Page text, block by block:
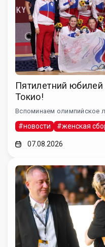
Пятилетний
Токио!
Вспоминаем олимпийское
#новости #женская
07.08.2026